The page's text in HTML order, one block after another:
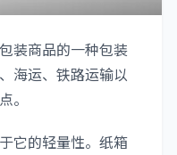
商品的一种包装
海运、铁路运输以
。
的轻量性。纸箱